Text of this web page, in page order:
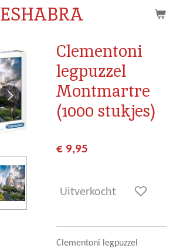
ESHABRA
Clementoni
legpuzzel
Montmartre
(1000 stukjes)
€ 9,95
Uitverkocht
Clementoni legpuzzel